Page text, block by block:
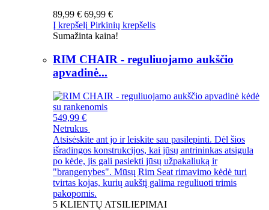
89,99 € 69,99 €
Į krepšelį Pirkinių krepšelis
Sumažinta kaina!
RIM CHAIR - reguliuojamo aukščio
apvadinė...
549,99 €
Netrukus
Atsisėskite ant jo ir leiskite sau pasilepinti. Dėl šios
išradingos konstrukcijos, kai jūsų antrininkas atsigula
po kėde, jis gali pasiekti jūsų užpakaliuką ir
"brangenybes". Mūsų Rim Seat rimavimo kėdė turi
tvirtas kojas, kurių aukštį galima reguliuoti trimis
pakopomis.
5 KLIENTŲ ATSILIEPIMAI